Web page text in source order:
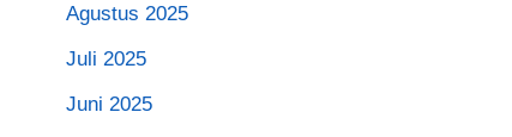
Agustus 2025
Juli 2025
Juni 2025